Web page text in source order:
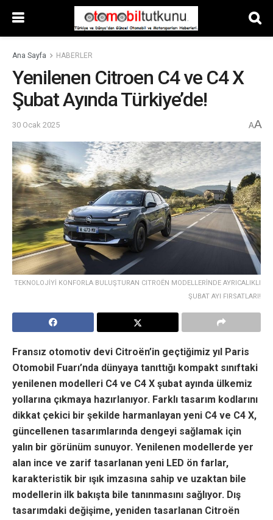
Ana Sayfa HABERLER
Yenilenen Citroen C4 ve C4 X
Şubat Ayında Türkiye’de!
30 Ocak 2025 AA
TEKNOLOJİYİ KONFORLA BULUŞTURAN CITROËN MODELLERİNDE AYRICALIKLI
ŞUBAT AYI FIRSATLARI!
Fransız otomotiv devi Citroën’in geçtiğimiz yıl Paris
Otomobil Fuarı’nda dünyaya tanıttığı kompakt sınıftaki
yenilenen modelleri C4 ve C4 X şubat ayında ülkemiz
yollarına çıkmaya hazırlanıyor. Farklı tasarım kodlarını
dikkat çekici bir şekilde harmanlayan yeni C4 ve C4 X,
güncellenen tasarımlarında dengeyi sağlamak için
yalın bir görünüm sunuyor. Yenilenen modellerde yer
alan ince ve zarif tasarlanan yeni LED ön farlar,
karakteristik bir ışık imzasına sahip ve uzaktan bile
modellerin ilk bakışta bile tanınmasını sağlıyor. Dış
tasarımdaki değişime, yeniden tasarlanan Citroën